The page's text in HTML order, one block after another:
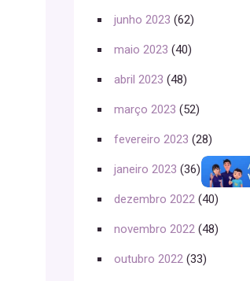
junho 2023 (62)
maio 2023 (40)
abril 2023 (48)
março 2023 (52)
fevereiro 2023 (28)
janeiro 2023 (36)
dezembro 2022 (40)
novembro 2022 (48)
outubro 2022 (33)